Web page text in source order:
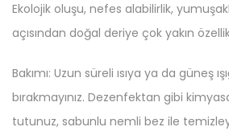
Ekolojik oluşu, nefes alabilirlik,
açısından doğal deriye çok yakın
Bakımı: Uzun süreli ısıya ya da güneş
bırakmayınız. Dezenfektan gibi
tutunuz, sabunlu nemli bez ile